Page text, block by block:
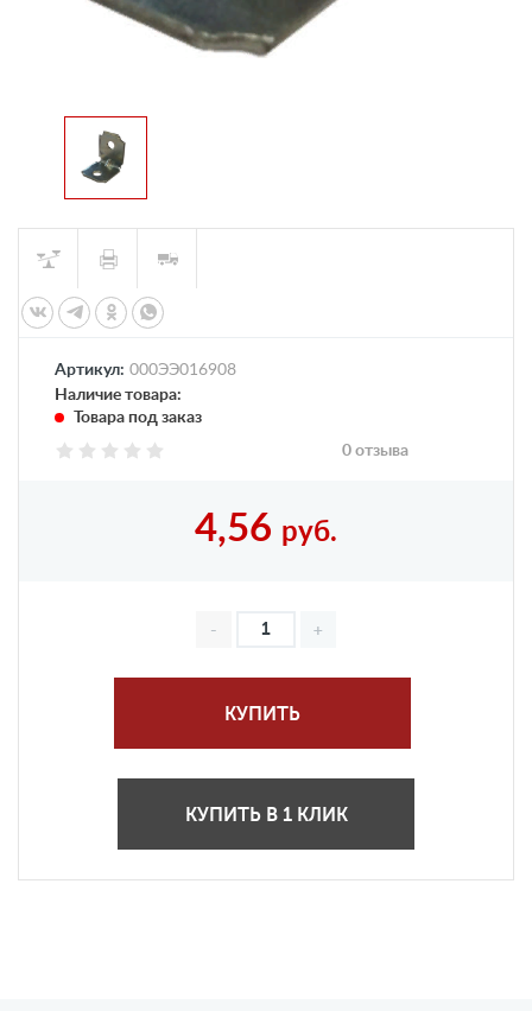
Артикул: 000ЭЭ016908
Наличие товара:
Товара под заказ
0 отзыва
4,56 руб.
КУПИТЬ
КУПИТЬ В 1 КЛИК